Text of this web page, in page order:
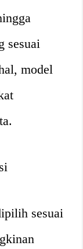
sesuai
model
sesuai